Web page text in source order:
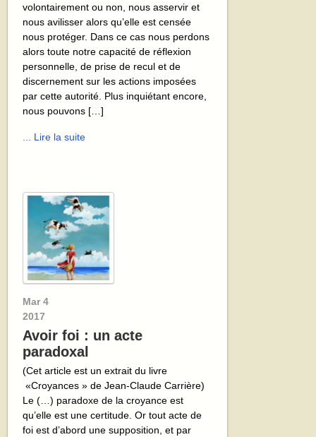
volontairement ou non, nous asservir et
nous avilisser alors qu’elle est censée
nous protéger. Dans ce cas nous perdons
alors toute notre capacité de réflexion
personnelle, de prise de recul et de
discernement sur les actions imposées
par cette autorité. Plus inquiétant encore,
nous pouvons […]
... Lire la suite
Mar 4
2017
Avoir foi : un acte
paradoxal
(Cet article est un extrait du livre
«Croyances » de Jean-Claude Carrière)
Le (…) paradoxe de la croyance est
qu’elle est une certitude. Or tout acte de
foi est d’abord une supposition, et par